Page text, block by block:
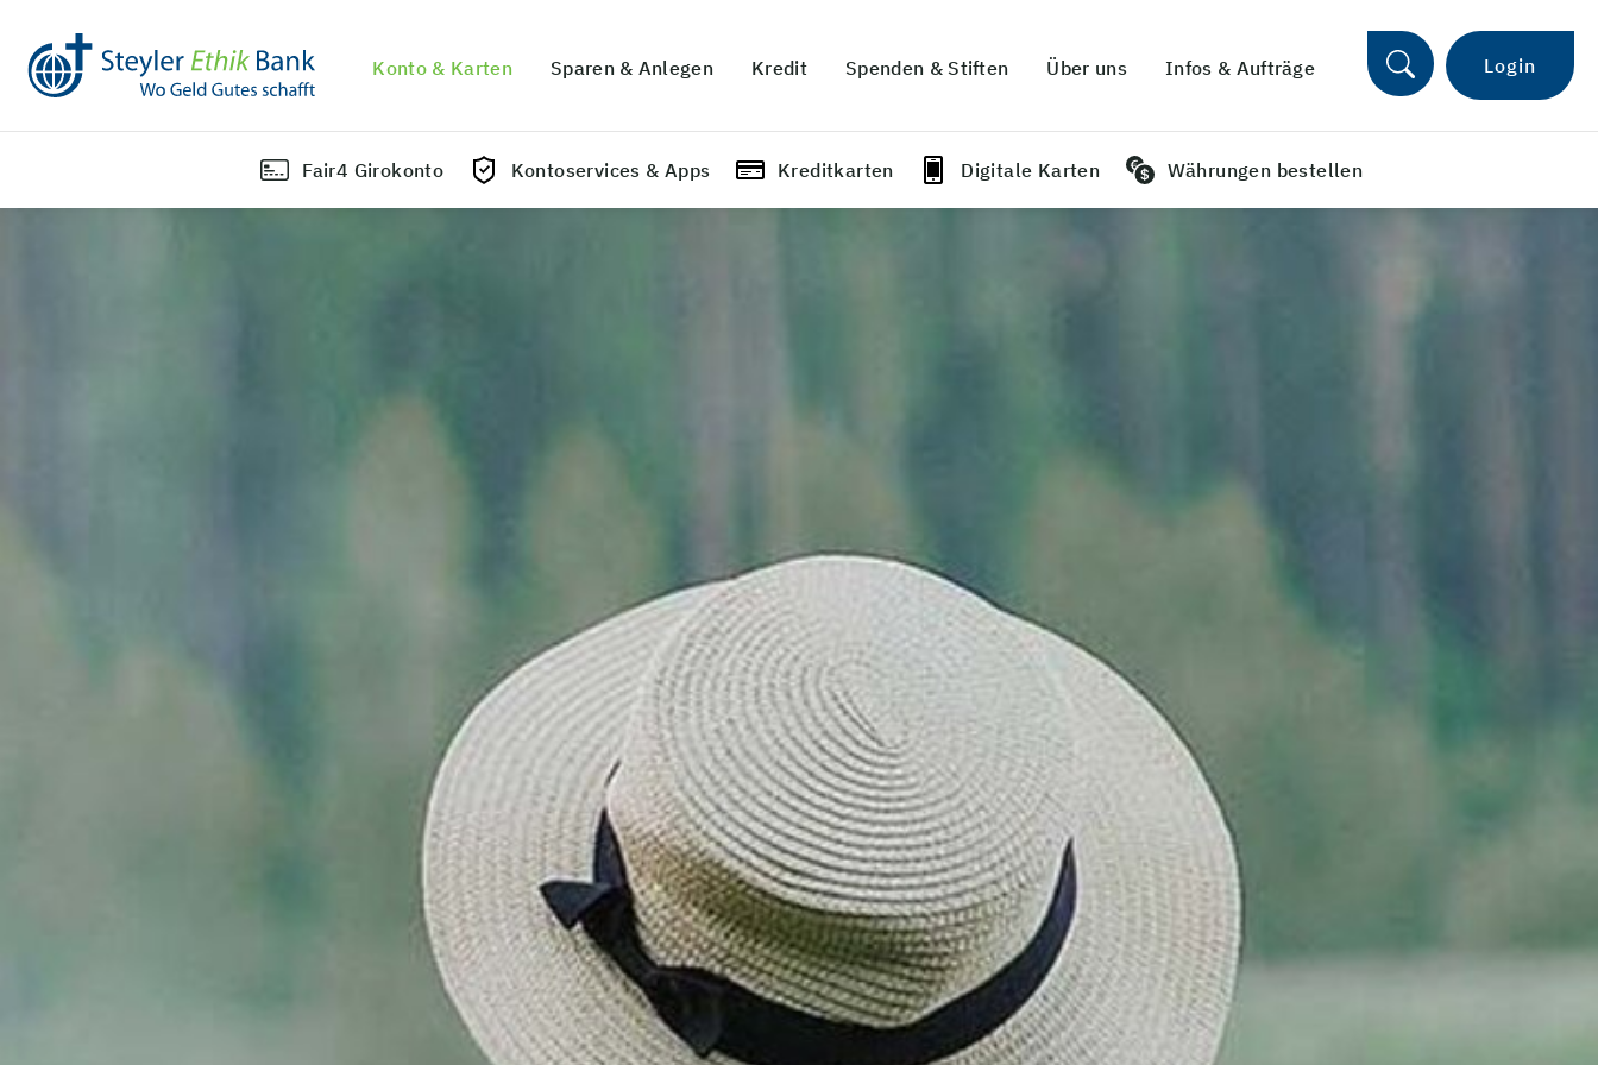
Konto & Karten Sparen & Anlegen Kredit Spenden & Stiften Über uns Infos & Aufträge Login
Fair4 Girokonto Kontoservices & Apps Kreditkarten Digitale Karten Währungen bestellen